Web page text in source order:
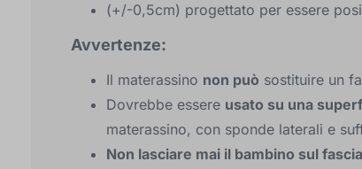
(+/-0,5cm) progettato per essere
Avvertenze:
Il materassino non può sostituire un
Dovrebbe essere usato su una
materassino, con sponde laterali e
Non lasciare mai il bambino sul